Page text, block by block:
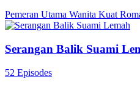
Pemeran Utama Wanita Kuat
Serangan Balik Suami
52 Episodes